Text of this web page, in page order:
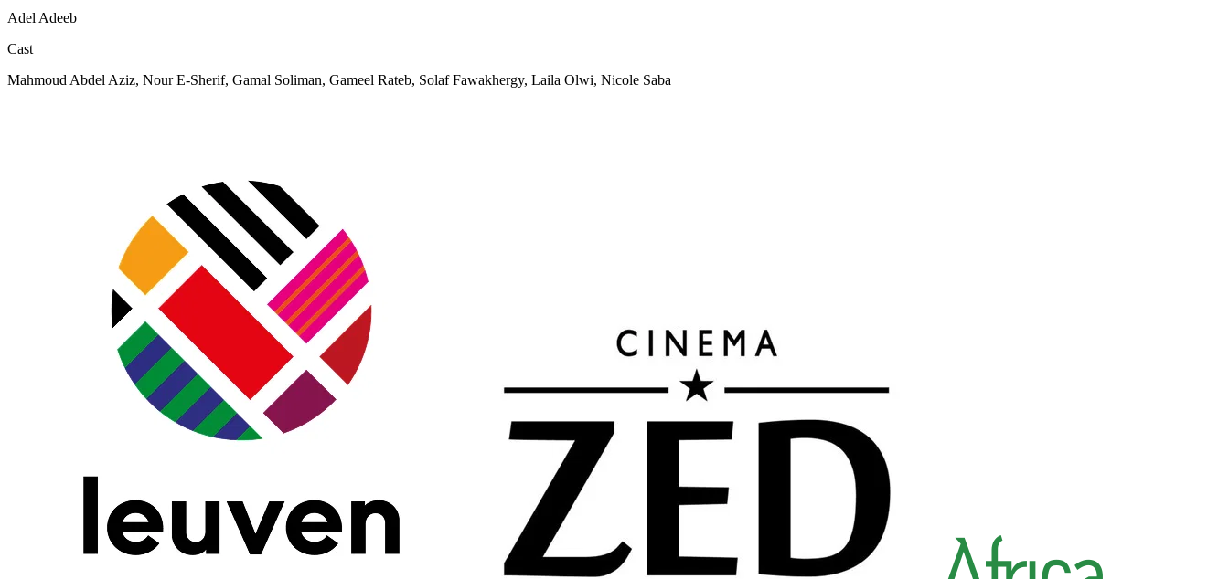
Adel Adeeb
Cast
Mahmoud Abdel Aziz, Nour E-Sherif, Gamal Soliman, Gameel Rateb, Solaf Fawakhergy, Laila Olwi, Nicole Saba